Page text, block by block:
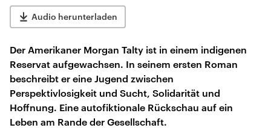
Audio herunterladen
Der Amerikaner Morgan Talty ist in einem indigenen
Reservat aufgewachsen. In seinem ersten Roman
beschreibt er eine Jugend zwischen
Perspektivlosigkeit und Sucht, Solidarität und
Hoffnung. Eine autofiktionale Rückschau auf ein
Leben am Rande der Gesellschaft.